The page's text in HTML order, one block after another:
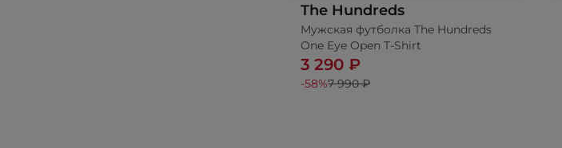
The Hundreds
Мужская футболка The Hundreds
One Eye Open T-Shirt
3 290 ₽
-58%7 990 ₽